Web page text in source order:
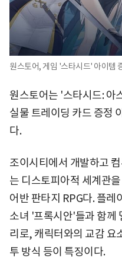
원스토어, 게임 '스타시드' 아이템
원스토어는 '스타시드: 아
실물 트레이딩 카드 증정
다.
조이시티에서 개발하고
는 디스토피아적 세계관
어반 판타지 RPG다. 플레
소녀 '프록시안'들과 함께
리로, 캐릭터와의 교감 요
투 방식 등이 특징이다.